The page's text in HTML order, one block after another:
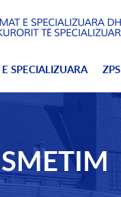
SPECIALIZUARA ZPS